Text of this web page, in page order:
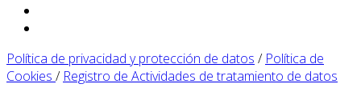
Política de privacidad y protección de datos / Política de
Cookies / Registro de Actividades de tratamiento de datos